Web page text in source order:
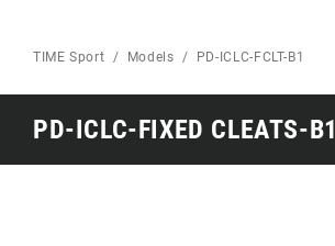
TIME Sport Models PD-ICLC-FCLT-B1
PD-ICLC-FIXED CLEATS-B1